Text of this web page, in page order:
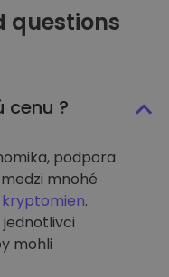
questions
cenu ?
podpora
mnohé
.
mohli